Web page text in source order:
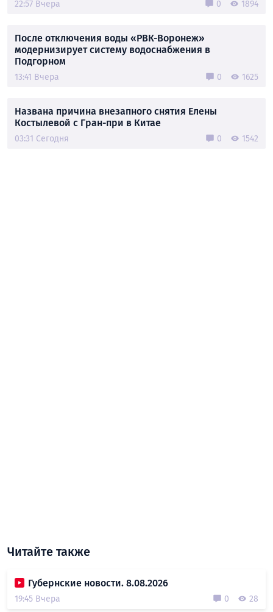
22:57 Вчера 0 1894
После отключения воды «РВК-Воронеж»
модернизирует систему водоснабжения в
Подгорном
13:41 Вчера 0 1625
Названа причина внезапного снятия Елены
Костылевой с Гран-при в Китае
03:31 Сегодня 0 1542
Читайте также
Губернские новости. 8.08.2026
19:45 Вчера 0 28